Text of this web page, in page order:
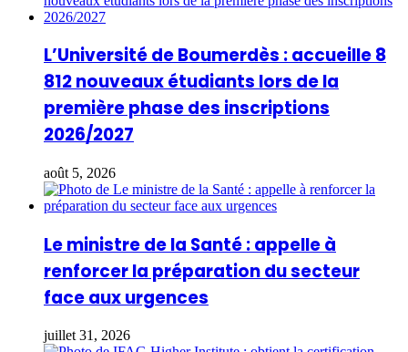
L’Université de Boumerdès : accueille 8
812 nouveaux étudiants lors de la
première phase des inscriptions
2026/2027
août 5, 2026
Le ministre de la Santé : appelle à
renforcer la préparation du secteur
face aux urgences
juillet 31, 2026